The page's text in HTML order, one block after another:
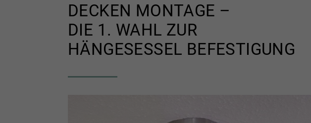
DECKEN MONTAGE –
DIE 1. WAHL ZUR
HÄNGESESSEL BEFESTIGUNG